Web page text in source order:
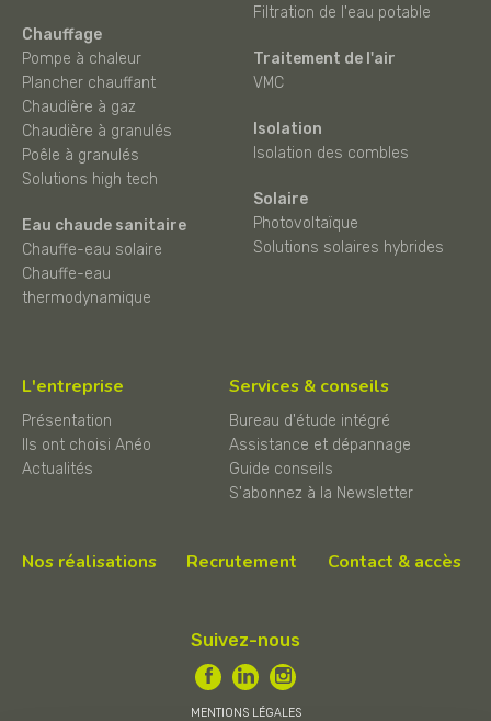
Chauffage
Pompe à chaleur
Plancher chauffant
Chaudière à gaz
Chaudière à granulés
Poêle à granulés
Solutions high tech
Eau chaude sanitaire
Chauffe-eau solaire
Chauffe-eau
thermodynamique
Filtration de l'eau potable
Traitement de l'air
VMC
Isolation
Isolation des combles
Solaire
Photovoltaïque
Solutions solaires hybrides
L'entreprise
Présentation
Ils ont choisi Anéo
Actualités
Services & conseils
Bureau d'étude intégré
Assistance et dépannage
Guide conseils
S'abonnez à la Newsletter
Nos réalisations Recrutement Contact & accès
Suivez-nous
MENTIONS LÉGALES